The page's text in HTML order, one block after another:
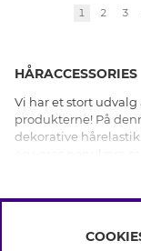
1 2 3
HÅRACCESSORIES
Vi har et stort udvalg
produkterne! På
dekorative
sløjfer,
håraccessories til
eller langt hår, glat